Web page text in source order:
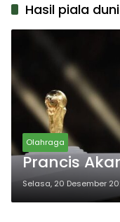
Hasil piala
Olahraga
Prancis
Selasa, 20 Desember